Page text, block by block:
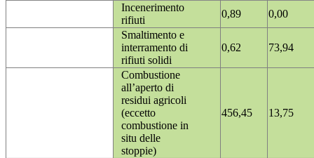
Incenerimento
rifiuti
0,89
0,00
Smaltimento e
interramento di
rifiuti solidi
0,62 73,94
Combustione
all’aperto di
residui agricoli
(eccetto
combustione in
situ delle
stoppie)
456,45 13,75